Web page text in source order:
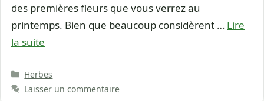
des premières fleurs que vous verrez au
printemps. Bien que beaucoup considèrent … Lire
la suite
Catégories
Herbes
Laisser un commentaire